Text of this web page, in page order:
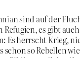
sind auf der
es gibt
Es herrscht Krieg,
schon so Rebellen